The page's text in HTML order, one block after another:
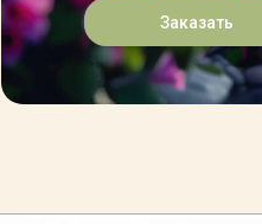
Заказать